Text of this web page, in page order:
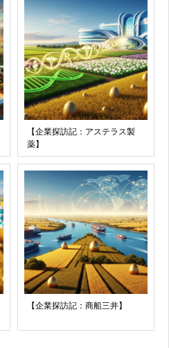
【企業探訪記：アステラス製
薬】
【企業探訪記：商船三井】